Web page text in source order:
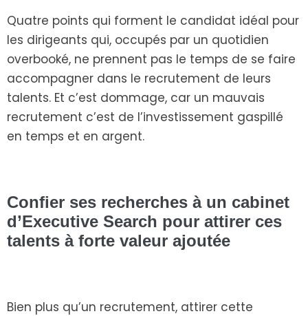
Quatre points qui forment le candidat idéal pour
les dirigeants qui, occupés par un quotidien
overbooké, ne prennent pas le temps de se faire
accompagner dans le recrutement de leurs
talents. Et c’est dommage, car un mauvais
recrutement c’est de l’investissement gaspillé
en temps et en argent.
Confier ses recherches à un cabinet
d’Executive Search pour attirer ces
talents à forte valeur ajoutée
Bien plus qu’un recrutement, attirer cette